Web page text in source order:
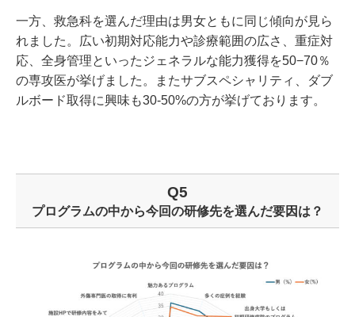
一方、救急科を選んだ理由は男女ともに同じ傾向が見ら
れました。広い初期対応能力や診療範囲の広さ、重症対
応、全身管理といったジェネラルな能力獲得を50−70％
の専攻医が挙げました。またサブスペシャリティ、ダブ
ルボード取得に興味も30-50%の方が挙げております。
Q5
プログラムの中から今回の研修先を選んだ要因は？